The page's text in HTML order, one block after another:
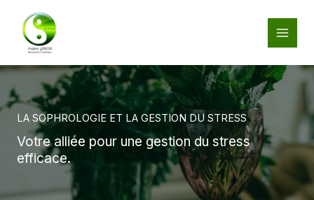
contenu
LA SOPHROLOGIE ET LA GESTION DU STRESS
Votre alliée pour une gestion du stress
efficace.